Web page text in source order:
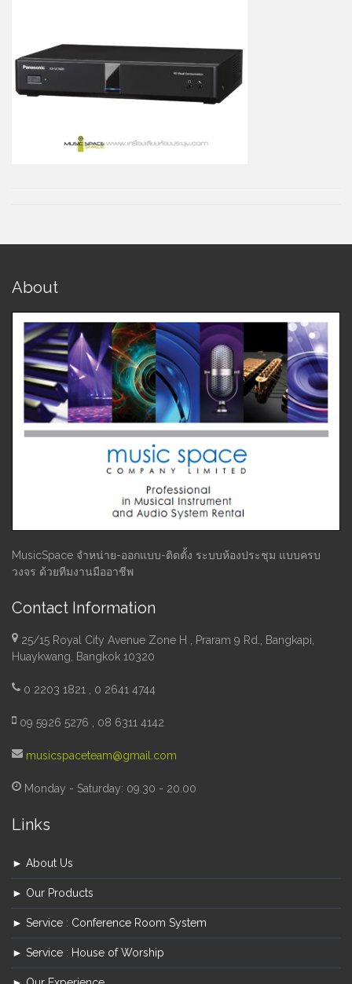
About
MusicSpace จำหน่าย-ออกแบบ-ติดตั้ง ระบบห้องประชุม แบบครบ
วงจร ด้วยทีมงานมืออาชีพ
Contact Information
25/15 Royal City Avenue Zone H , Praram 9 Rd., Bangkapi,
Huaykwang, Bangkok 10320
0 2203 1821 , 0 2641 4744
09 5926 5276 , 08 6311 4142
musicspaceteam@gmail.com
Monday - Saturday: 09.30 - 20.00
Links
► About Us
► Our Products
► Service : Conference Room System
► Service : House of Worship